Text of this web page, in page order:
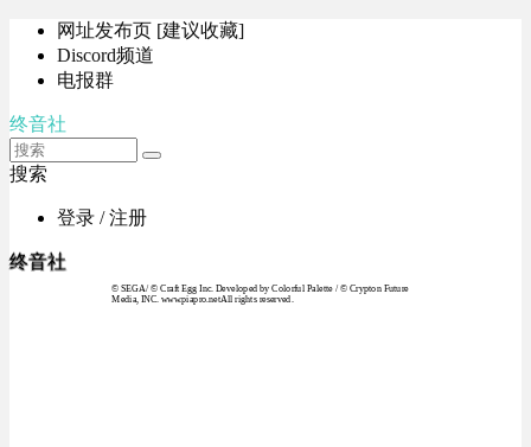
网址发布页 [建议收藏]
Discord频道
电报群
终音社
搜索
登录 / 注册
终音社
© SEGA / © Craft Egg Inc. Developed by Colorful Palette / © Crypton Future
Media, INC. www.piapro.netAll rights reserved.